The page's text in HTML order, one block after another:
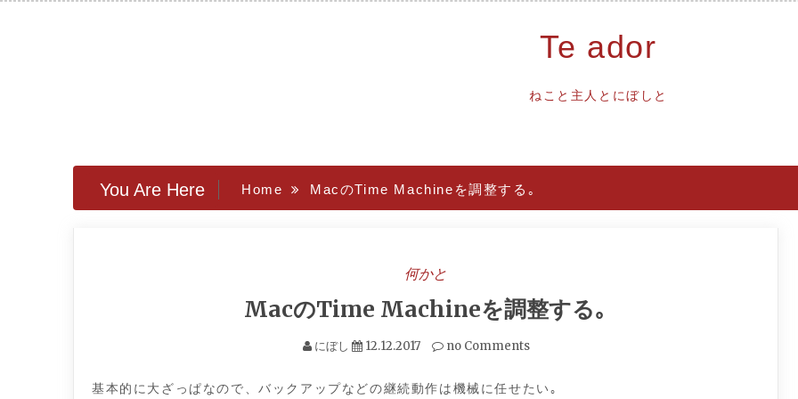
Te ador
ねこと主人とにぼしと
You Are Here Home MacのTime Machineを調整する｡
何かと
MacのTime Machineを調整する｡
にぼし 12.12.2017 no Comments
基本的に大ざっぱなので、バックアップなどの継続動作は機械に任せたい｡